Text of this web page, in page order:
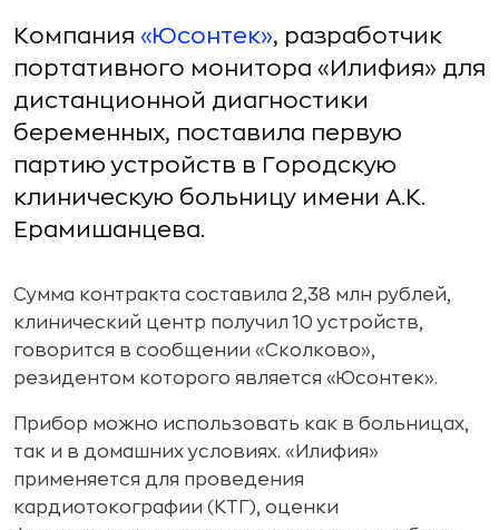
Компания «Юсонтек», разработчик
портативного монитора «Илифия» для
дистанционной диагностики
беременных, поставила первую
партию устройств в Городскую
клиническую больницу имени А.К.
Ерамишанцева.
Сумма контракта составила 2,38 млн рублей,
клинический центр получил 10 устройств,
говорится в сообщении «Сколково»,
резидентом которого является «Юсонтек».
Прибор можно использовать как в больницах,
так и в домашних условиях. «Илифия»
применяется для проведения
кардиотокографии (КТГ), оценки